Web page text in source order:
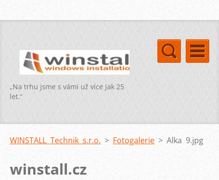
„Na trhu jsme s vámi už více jak 25
let.“
WINSTALL Technik s.r.o. > Fotogalerie > Alka 9.jpg
winstall.cz